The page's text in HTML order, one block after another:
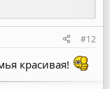
#12
красивая!